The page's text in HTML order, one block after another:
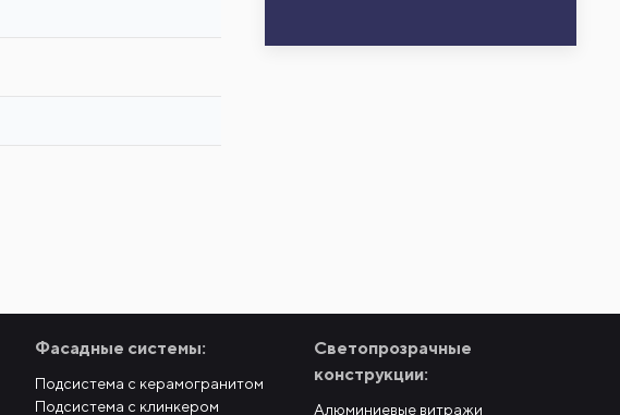
Фасадные системы:
Подсистема с керамогранитом
Подсистема с клинкером
Светопрозрачные
конструкции:
Алюминиевые витражи